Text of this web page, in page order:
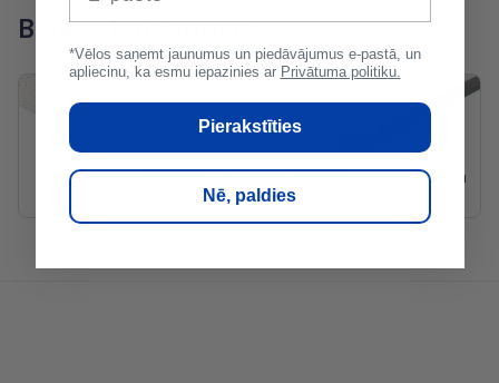
Blakus kategorijas
Minerālšķiedras
Ģipša griesti
Piekaramo griestu
*Vēlos saņemt jaunumus un piedāvājumus e-pastā, un
apliecinu, ka esmu iepazinies ar Privātuma politiku.
Pierakstīties
Nē, paldies